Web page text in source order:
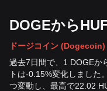
DOGEから
ドージコイン
過去7日間で、1 DOGEか
トは-0.15%変化しました
つ変動し、最高で22.02